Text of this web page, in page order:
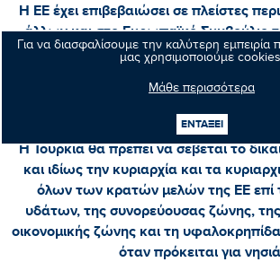
Για να διασφαλίσουμε την καλύτερη
μας χρησιμοποιούμε
Μάθε περισσότερα
ΕΝΤΑΞΕΙ
Η ΕΕ έχει επιβεβαιώσει σε πλείστες
άλλων και στο Ευρωπαϊκό Συμβούλιο
Οκτωβρίου 2020 την πλήρη στήριξη
και τα κυριαρχικά δικαιώματα των
πρέπει να γίνουν σεβαστά.
Η Τουρκία θα πρέπει να σέβεται το
και ιδίως την κυριαρχία και τα
όλων των κρατών μελών της ΕΕ
υδάτων, της συνορεύουσας ζώνης, της
οικονομικής ζώνης και τη
όταν πρόκειται για